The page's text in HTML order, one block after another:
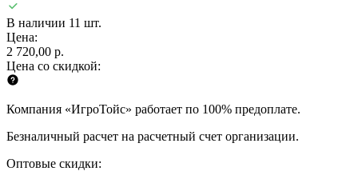
В наличии 11 шт.
Цена:
2 720,00 р.
Цена со скидкой:
Компания «ИгроТойс» работает по 100% предоплате.
Безналичный расчет на расчетный счет организации.
Оптовые скидки: